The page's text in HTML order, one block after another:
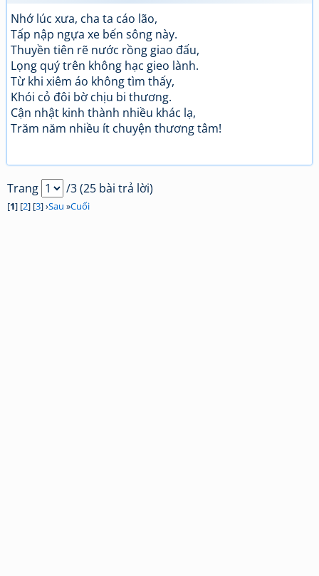
Nhớ lúc xưa, cha ta cáo lão,
Tấp nập ngựa xe bến sông này.
Thuyền tiên rẽ nước rồng giao đấu,
Lọng quý trên không hạc gieo lành.
Từ khi xiêm áo không tìm thấy,
Khói cỏ đôi bờ chịu bi thương.
Cận nhật kinh thành nhiều khác lạ,
Trăm năm nhiều ít chuyện thương tâm!
Trang /3 (25 bài trả lời)
[1] [2] [3] ›Sau »Cuối